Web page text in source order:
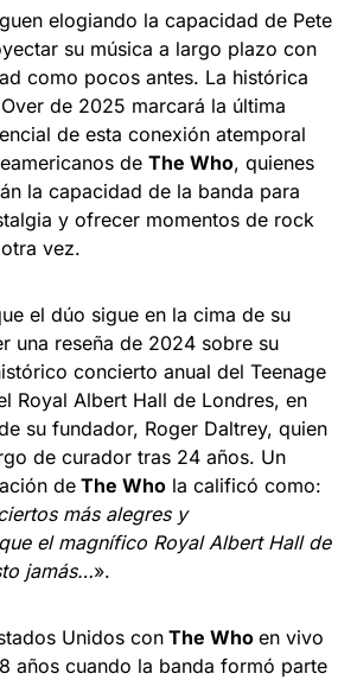
elogiando la capacidad de Pete
su música a largo plazo con
como pocos antes. La histórica
de 2025 marcará la última
de esta conexión atemporal
de The Who, quienes
la capacidad de la banda para
y ofrecer momentos de rock
vez.
el dúo sigue en la cima de su
una reseña de 2024 sobre su
concierto anual del Teenage
Royal Albert Hall de Londres, en
su fundador, Roger Daltrey, quien
de curador tras 24 años. Un
de The Who la calificó como:
más alegres y
el magnífico Royal Albert Hall de
jamás…».
Unidos con The Who en vivo
años cuando la banda formó parte